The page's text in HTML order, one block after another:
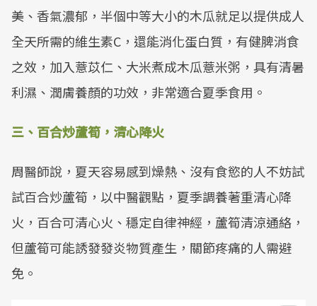
美、香氣濃郁，半個中等大小的木瓜就足以提供成人
全天所需的維生素C，還能消化蛋白質，有健脾消食
之效，加入薏苡仁、大米煮成木瓜薏米粥，具有清暑
利濕、潤膚養顏的功效，非常適合夏季食用。
三、百合炒蘆筍，清心降火
周醫師說，夏天容易感到燥熱、沒有食慾的人不妨試
試百合炒蘆筍，以中醫觀點，夏季調養著重清心降
火，百合可清心火、穩定自律神經，蘆筍清涼通絡，
但蘆筍可能誘發發炎物質產生，關節疼痛的人需避
免。